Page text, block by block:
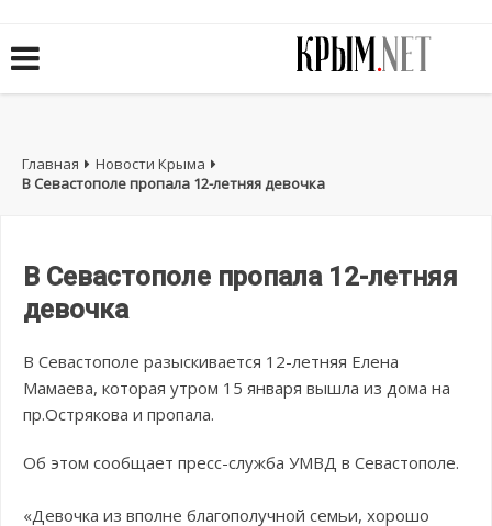
Главная
Новости Крыма
В Севастополе пропала 12-летняя девочка
В Севастополе пропала 12-летняя
девочка
В Севастополе разыскивается 12-летняя Елена
Мамаева, которая утром 15 января вышла из дома на
пр.Острякова и пропала.
Об этом сообщает пресс-служба УМВД в Севастополе.
«Девочка из вполне благополучной семьи, хорошо